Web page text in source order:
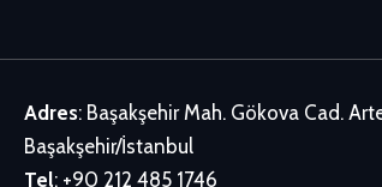
Adres: Başakşehir Mah. Gökova Cad.
Başakşehir/İstanbul
Tel: +90 212 485 1746